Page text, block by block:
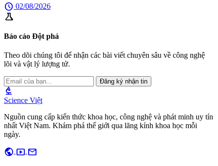
schedule 02/08/2026
science
Báo cáo Đột phá
Theo dõi chúng tôi để nhận các bài viết chuyên sâu về công nghệ
lõi và vật lý lượng tử.
Đăng ký nhận tin
biotech
Science Việt
Nguồn cung cấp kiến thức khoa học, công nghệ và phát minh uy tín
nhất Việt Nam. Khám phá thế giới qua lăng kính khoa học mỗi
ngày.
public smart_display mail